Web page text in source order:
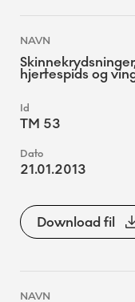
hjertespids og
TM 53
21.01.2013
Download fil